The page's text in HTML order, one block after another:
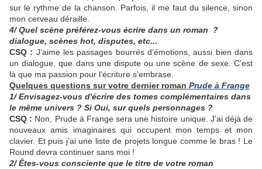
sur le rythme de la chanson. Parfois, il me faut du silence, sinon
mon cerveau déraille.
4/ Quel scène préférez-vous écrire dans un roman ?
dialogue, scènes hot, disputes, etc...
CSQ : J’aime les passages bourrés d’émotions, aussi bien dans
un dialogue, que dans une dispute ou une scène de sexe. C’est
là que ma passion pour l’écriture s’embrase.
Quelques questions sur votre dernier roman Prude à Frange
1/ Envisagez-vous d'écrire des tomes complémentaires dans
le même univers ? Si Oui, sur quels personnages ?
CSQ : Non, Prude à Frange sera une histoire unique. J’ai déjà de
nouveaux amis imaginaires qui occupent mon temps et mon
clavier. Et puis j’ai une liste de projets longue comme le bras ! Le
Round devra continuer sans moi !
2/ Êtes-vous consciente que le titre de votre roman